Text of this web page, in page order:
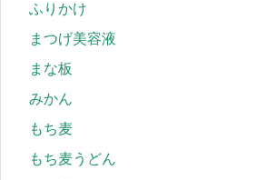
ふりかけ
まつげ美容液
まな板
みかん
もち麦
もち麦うどん